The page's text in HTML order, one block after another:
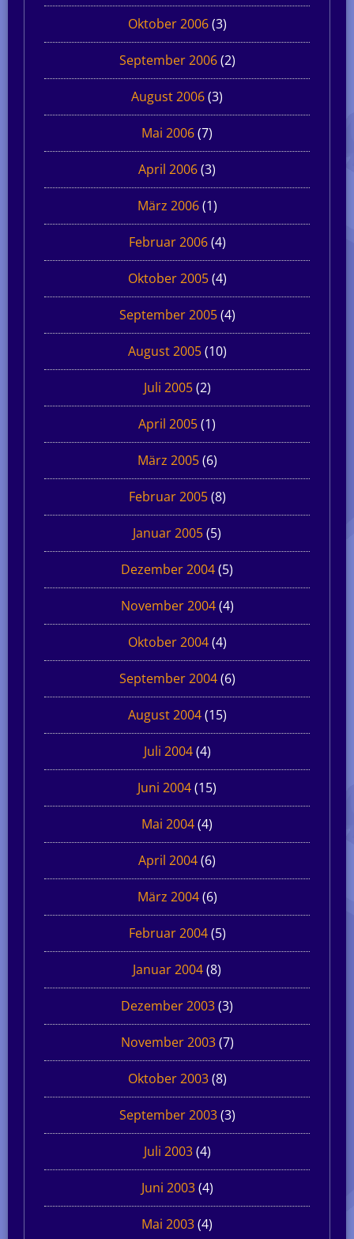
Oktober 2006(3)
September 2006(2)
August 2006(3)
Mai 2006(7)
April 2006(3)
März 2006(1)
Februar 2006(4)
Oktober 2005(4)
September 2005(4)
August 2005(10)
Juli 2005(2)
April 2005(1)
März 2005(6)
Februar 2005(8)
Januar 2005(5)
Dezember 2004(5)
November 2004(4)
Oktober 2004(4)
September 2004(6)
August 2004(15)
Juli 2004(4)
Juni 2004(15)
Mai 2004(4)
April 2004(6)
März 2004(6)
Februar 2004(5)
Januar 2004(8)
Dezember 2003(3)
November 2003(7)
Oktober 2003(8)
September 2003(3)
Juli 2003(4)
Juni 2003(4)
Mai 2003(4)